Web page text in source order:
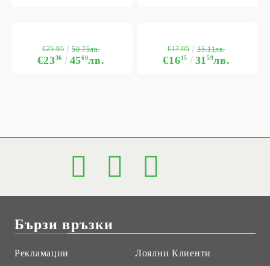
€2336 4569лв.
€25.95 50.75лв.
€1615 3159лв.
€17.95 35.11лв.
Бързи връзки
Рекламации
Лоялни Клиенти